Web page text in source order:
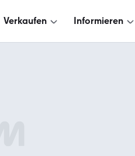
Verkaufen Informieren